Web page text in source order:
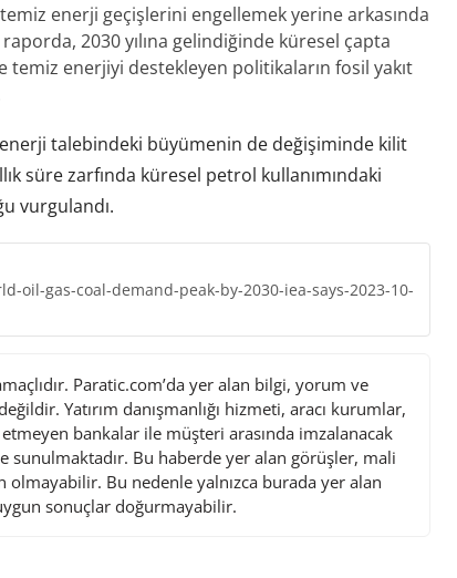
enerji geçişlerini engellemek yerine arkasında
2030 yılına gelindiğinde küresel çapta
temiz enerjiyi destekleyen politikaların fosil yakıt
talebindeki büyümenin de değişiminde kilit
süre zarfında küresel petrol kullanımındaki
vurgulandı.
oil-gas-coal-demand-peak-by-2030-iea-says-2023-10-
Paratic.com’da yer alan bilgi, yorum ve
Yatırım danışmanlığı hizmeti, aracı kurumlar,
bankalar ile müşteri arasında imzalanacak
sunulmaktadır. Bu haberde yer alan görüşler, mali
Bu nedenle yalnızca burada yer alan
sonuçlar doğurmayabilir.